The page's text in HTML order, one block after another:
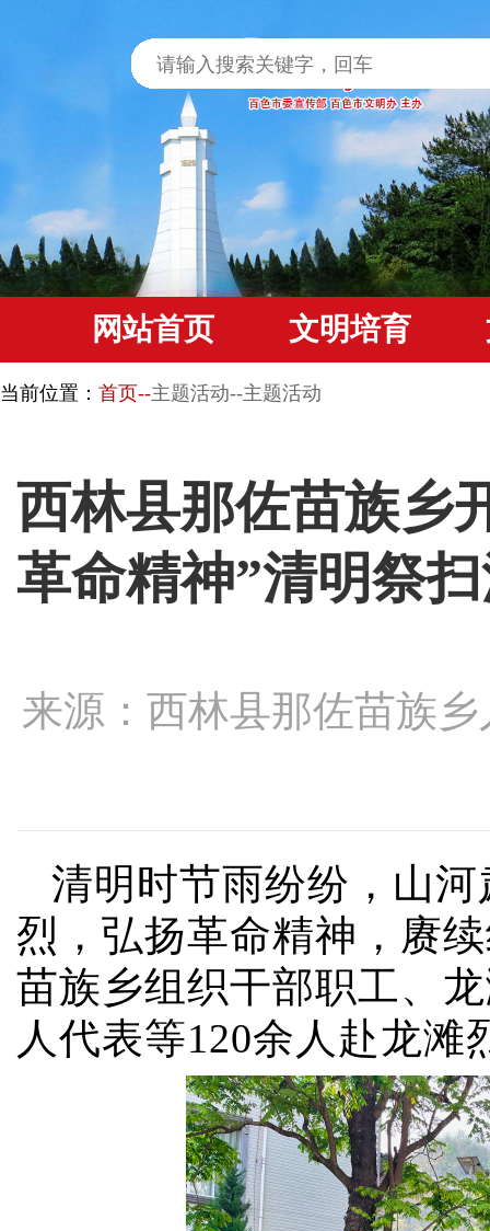
网站首页 文明培育
当前位置： 首页--主题活动--主题活动
西林县那佐苗族乡
革命精神”清明祭
来源：西林县那佐苗族
清明时节雨纷纷，山
烈，弘扬革命精神，赓
苗族乡组织干部职工、
人代表等120余人赴龙